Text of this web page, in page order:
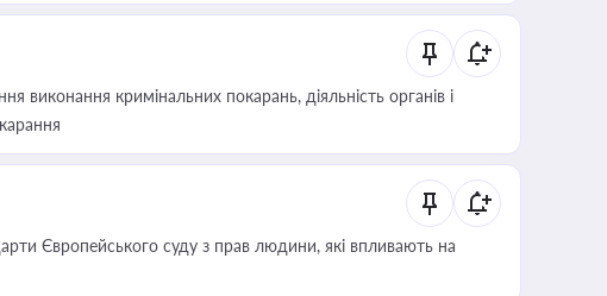
виконання кримінальних покарань, діяльність органів і
Європейського суду з прав людини, які впливають на